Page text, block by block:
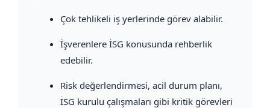
Çok tehlikeli iş yerlerinde görev alabilir.
İşverenlere İSG konusunda rehberlik
edebilir.
Risk değerlendirmesi, acil durum planı,
İSG kurulu çalışmaları gibi kritik görevleri